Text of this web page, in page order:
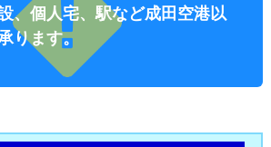
、個人宅、駅など成田空港以
ります。